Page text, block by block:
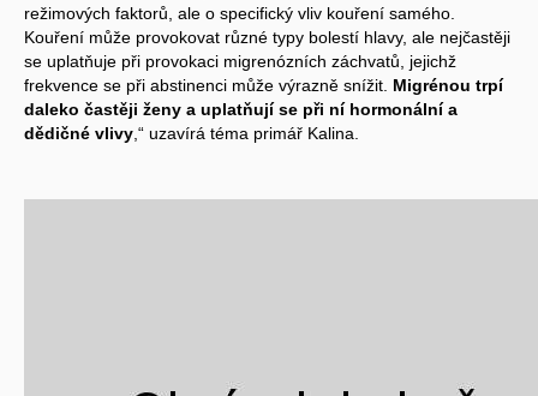
režimových faktorů, ale o specifický vliv kouření samého.
Kouření může provokovat různé typy bolestí hlavy, ale nejčastěji
se uplatňuje při provokaci migrenózních záchvatů, jejichž
frekvence se při abstinenci může výrazně snížit. Migrénou trpí
daleko častěji ženy a uplatňují se při ní hormonální a
dědičné vlivy ,“ uzavírá téma primář Kalina.